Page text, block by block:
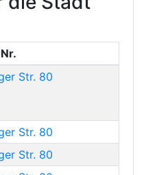
Str. 80
Str. 80
Str. 80